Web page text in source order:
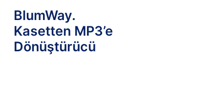
BlumWay.
Kasetten MP3’e
Dönüştürücü